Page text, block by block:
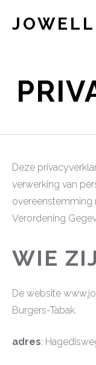
Deze
verwerking van
overeenstemming
Verordening
WIE
De website
Burgers-Tabak.
adres: